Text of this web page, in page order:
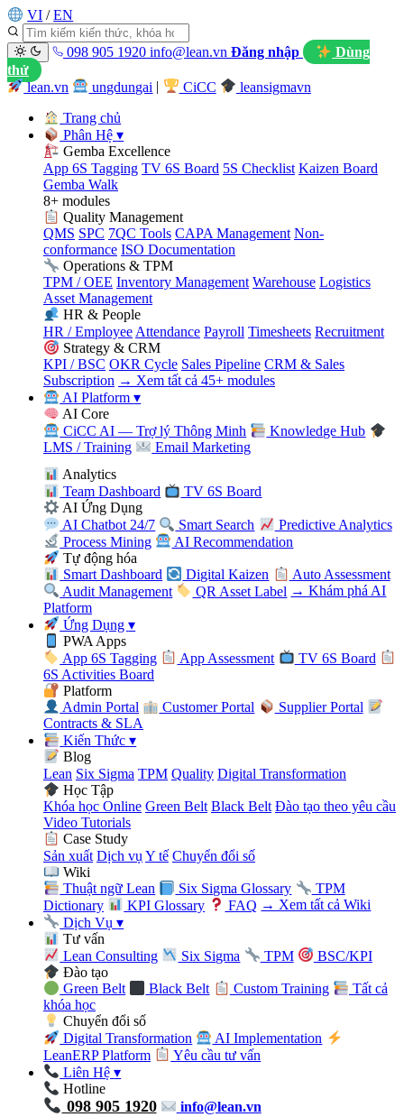
VI / EN
098 905 1920 info@lean.vn Đăng nhập
Dùng
thử
lean.vn
ungdungai CiCC leansigmavn
Trang chủ
Phân Hệ▾
Gemba Excellence
App 6S Tagging TV 6S Board 5S Checklist Kaizen Board
Gemba Walk
8+ modules
Quality Management
QMS SPC 7QC Tools CAPA Management Non-
conformance ISO Documentation
Operations & TPM
TPM / OEE Inventory Management Warehouse Logistics
Asset Management
HR & People
HR / Employee Attendance Payroll Timesheets Recruitment
Strategy & CRM
KPI / BSC OKR Cycle Sales Pipeline CRM & Sales
Subscription → Xem tất cả 45+ modules
AI Platform▾
AI Core
CiCC AI — Trợ lý Thông Minh
Knowledge Hub
LMS / Training
Email Marketing
Analytics
Team Dashboard
TV 6S Board
AI Ứng Dụng
AI Chatbot 24/7
Smart Search
Predictive Analytics
Process Mining
AI Recommendation
Tự động hóa
Smart Dashboard
Digital Kaizen
Auto Assessment
Audit Management
QR Asset Label → Khám phá AI
Platform
Ứng Dụng▾
PWA Apps
App 6S Tagging
App Assessment
TV 6S Board
6S Activities Board
Platform
Admin Portal
Customer Portal
Supplier Portal
Contracts & SLA
Kiến Thức▾
Blog
Lean Six Sigma TPM Quality Digital Transformation
Học Tập
Khóa học Online Green Belt Black Belt Đào tạo theo yêu cầu
Video Tutorials
Case Study
Sản xuất Dịch vụ Y tế Chuyển đổi số
Wiki
Thuật ngữ Lean
Six Sigma Glossary
TPM
Dictionary
KPI Glossary FAQ → Xem tất cả Wiki
Dịch Vụ▾
Tư vấn
Lean Consulting
Six Sigma TPM
BSC/KPI
Đào tạo
Green Belt
Black Belt Custom Training
Tất cả
khóa học
Chuyển đổi số
Digital Transformation
AI Implementation
LeanERP Platform
Yêu cầu tư vấn
Liên Hệ▾
Hotline
098 905 1920
info@lean.vn